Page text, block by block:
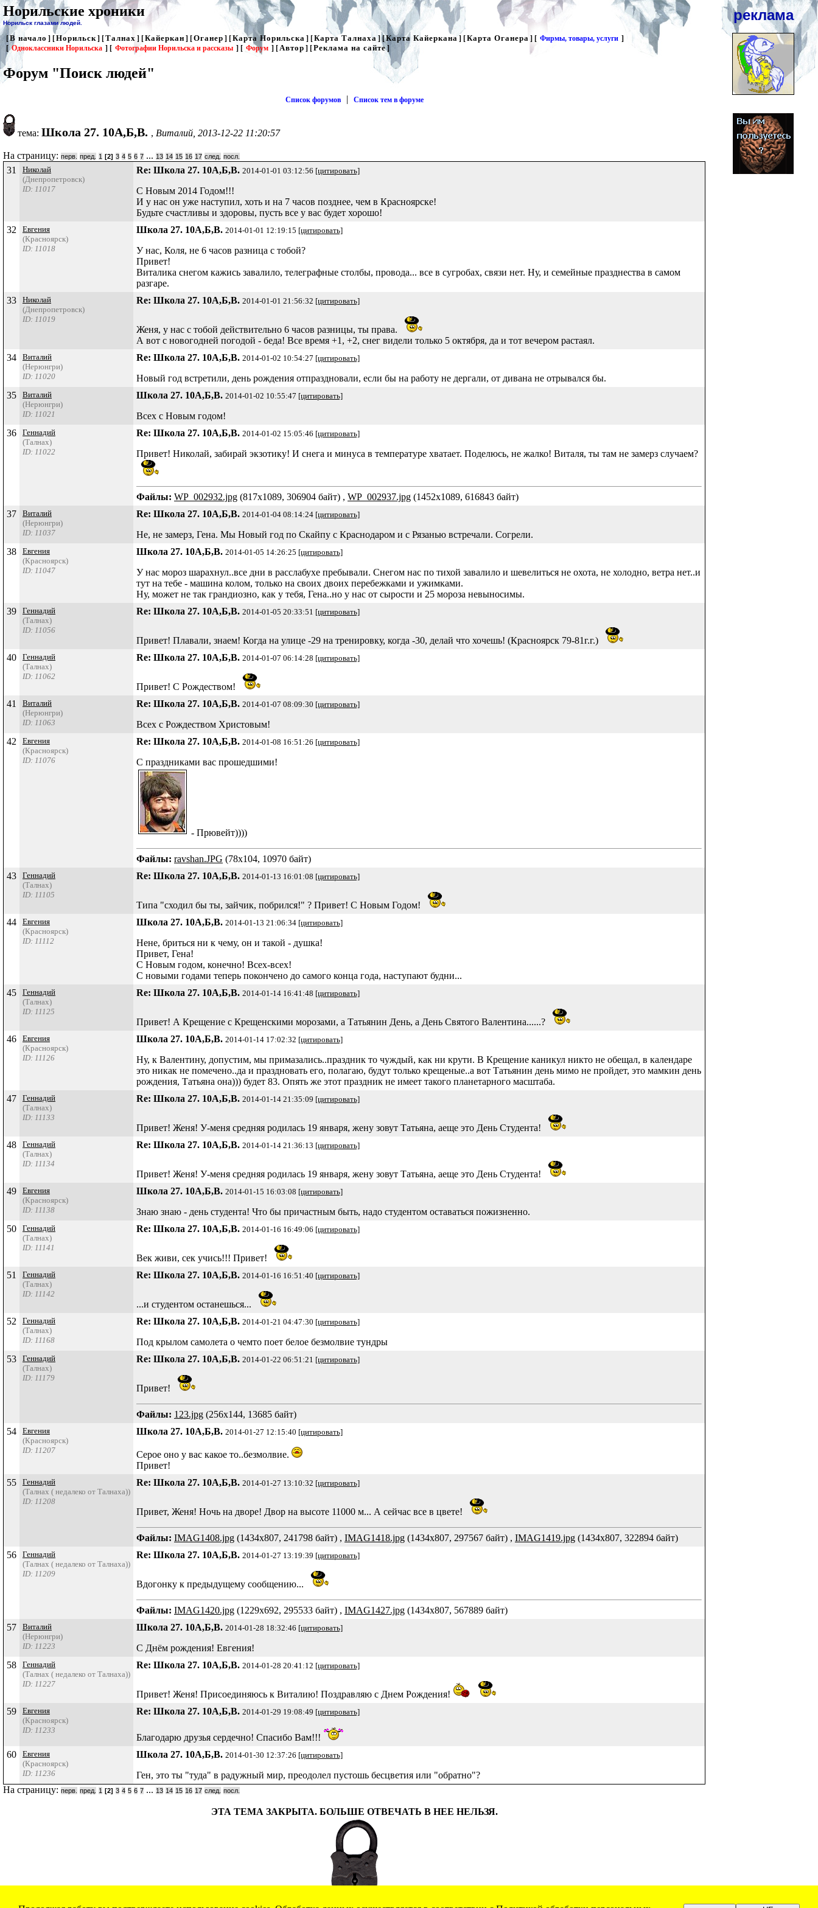
Норильские хроники
Норильск глазами людей.
[В начало ] [Норильск] [Талнах ] [Кайеркан ] [Оганер ] [Карта Норильска ] [Карта Талнаха ] [Карта Кайеркана] [Карта Оганера ] [ Фирмы, товары, услуги ]
[ Одноклассники Норильска ] [ Фотографии Норильска и рассказы ] [ Форум ] [Автор ] [Реклама на сайте]
Форум "Поиск людей"
Список форумов | Список тем в форуме
тема: Школа 27. 10А,Б,В. , Виталий, 2013-12-22 11:20:57
На страницу: перв. пред. 1 [2] 3 4 5 6 7 ... 13 14 15 16 17 след. посл.
31
Николай
(Днепропетровск)
ID: 11017
Re: Школа 27. 10А,Б,В. 2014-01-01 03:12:56 [цитировать]
С Новым 2014 Годом!!!
И у нас он уже наступил, хоть и на 7 часов позднее, чем в Красноярске!
Будьте счастливы и здоровы, пусть все у вас будет хорошо!
32
Евгения
(Красноярск)
ID: 11018
Школа 27. 10А,Б,В. 2014-01-01 12:19:15 [цитировать]
У нас, Коля, не 6 часов разница с тобой?
Привет!
Виталика снегом кажись завалило, телеграфные столбы, провода... все в сугробах, связи нет. Ну, и семейные празднества в самом
разгаре.
33
Николай
(Днепропетровск)
ID: 11019
Re: Школа 27. 10А,Б,В. 2014-01-01 21:56:32 [цитировать]
Женя, у нас с тобой действительно 6 часов разницы, ты права.
А вот с новогодней погодой - беда! Все время +1, +2, снег видели только 5 октября, да и тот вечером растаял.
34
Виталий
(Нерюнгри)
ID: 11020
Re: Школа 27. 10А,Б,В. 2014-01-02 10:54:27 [цитировать]
Новый год встретили, день рождения отпраздновали, если бы на работу не дергали, от дивана не отрывался бы.
35
Виталий
(Нерюнгри)
ID: 11021
Школа 27. 10А,Б,В. 2014-01-02 10:55:47 [цитировать]
Всех с Новым годом!
36
Геннадий
(Талнах)
ID: 11022
Re: Школа 27. 10А,Б,В. 2014-01-02 15:05:46 [цитировать]
Привет! Николай, забирай экзотику! И снега и минуса в температуре хватает. Поделюсь, не жалко! Виталя, ты там не замерз случаем?
Файлы: WP_002932.jpg (817x1089, 306904 байт) , WP_002937.jpg (1452x1089, 616843 байт)
37
Виталий
(Нерюнгри)
ID: 11037
Re: Школа 27. 10А,Б,В. 2014-01-04 08:14:24 [цитировать]
Не, не замерз, Гена. Мы Новый год по Скайпу с Краснодаром и с Рязанью встречали. Согрели.
38
Евгения
(Красноярск)
ID: 11047
Школа 27. 10А,Б,В. 2014-01-05 14:26:25 [цитировать]
У нас мороз шарахнул..все дни в расслабухе пребывали. Снегом нас по тихой завалило и шевелиться не охота, не холодно, ветра нет..и
тут на тебе - машина колом, только на своих двоих перебежками и ужимками.
Ну, может не так грандиозно, как у тебя, Гена..но у нас от сырости и 25 мороза невыносимы.
39
Геннадий
(Талнах)
ID: 11056
Re: Школа 27. 10А,Б,В. 2014-01-05 20:33:51 [цитировать]
Привет! Плавали, знаем! Когда на улице -29 на тренировку, когда -30, делай что хочешь! (Красноярск 79-81г.г.)
40
Геннадий
(Талнах)
ID: 11062
Re: Школа 27. 10А,Б,В. 2014-01-07 06:14:28 [цитировать]
Привет! С Рождеством!
41
Виталий
(Нерюнгри)
ID: 11063
Re: Школа 27. 10А,Б,В. 2014-01-07 08:09:30 [цитировать]
Всех с Рождеством Христовым!
42
Евгения
(Красноярск)
ID: 11076
Re: Школа 27. 10А,Б,В. 2014-01-08 16:51:26 [цитировать]
С праздниками вас прошедшими!
- Прювейт))))
Файлы: ravshan.JPG (78x104, 10970 байт)
43
Геннадий
(Талнах)
ID: 11105
Re: Школа 27. 10А,Б,В. 2014-01-13 16:01:08 [цитировать]
Типа "сходил бы ты, зайчик, побрился!" ? Привет! С Новым Годом!
44
Евгения
(Красноярск)
ID: 11112
Школа 27. 10А,Б,В. 2014-01-13 21:06:34 [цитировать]
Нене, бриться ни к чему, он и такой - душка!
Привет, Гена!
С Новым годом, конечно! Всех-всех!
С новыми годами теперь покончено до самого конца года, наступают будни...
45
Геннадий
(Талнах)
ID: 11125
Re: Школа 27. 10А,Б,В. 2014-01-14 16:41:48 [цитировать]
Привет! А Крещение с Крещенскими морозами, а Татьянин День, а День Святого Валентина......?
46
Евгения
(Красноярск)
ID: 11126
Школа 27. 10А,Б,В. 2014-01-14 17:02:32 [цитировать]
Ну, к Валентину, допустим, мы примазались..праздник то чуждый, как ни крути. В Крещение каникул никто не обещал, в календаре
это никак не помечено..да и праздновать его, полагаю, будут только крещеные..а вот Татьянин день мимо не пройдет, это мамкин день
рождения, Татьяна она))) будет 83. Опять же этот праздник не имеет такого планетарного масштаба.
47
Геннадий
(Талнах)
ID: 11133
Re: Школа 27. 10А,Б,В. 2014-01-14 21:35:09 [цитировать]
Привет! Женя! У-меня средняя родилась 19 января, жену зовут Татьяна, аеще это День Студента!
48
Геннадий
(Талнах)
ID: 11134
Re: Школа 27. 10А,Б,В. 2014-01-14 21:36:13 [цитировать]
Привет! Женя! У-меня средняя родилась 19 января, жену зовут Татьяна, аеще это День Студента!
49
Евгения
(Красноярск)
ID: 11138
Школа 27. 10А,Б,В. 2014-01-15 16:03:08 [цитировать]
Знаю знаю - день студента! Что бы причастным быть, надо студентом оставаться пожизненно.
50
Геннадий
(Талнах)
ID: 11141
Re: Школа 27. 10А,Б,В. 2014-01-16 16:49:06 [цитировать]
Век живи, сек учись!!! Привет!
51
Геннадий
(Талнах)
ID: 11142
Re: Школа 27. 10А,Б,В. 2014-01-16 16:51:40 [цитировать]
...и студентом останешься...
52
Геннадий
(Талнах)
ID: 11168
Re: Школа 27. 10А,Б,В. 2014-01-21 04:47:30 [цитировать]
Под крылом самолета о чемто поет белое безмолвие тундры
53
Геннадий
(Талнах)
ID: 11179
Re: Школа 27. 10А,Б,В. 2014-01-22 06:51:21 [цитировать]
Привет!
Файлы: 123.jpg (256x144, 13685 байт)
54
Евгения
(Красноярск)
ID: 11207
Школа 27. 10А,Б,В. 2014-01-27 12:15:40 [цитировать]
Серое оно у вас какое то..безмолвие.
Привет!
55
Геннадий
(Талнах ( недалеко от Талнаха))
ID: 11208
Re: Школа 27. 10А,Б,В. 2014-01-27 13:10:32 [цитировать]
Привет, Женя! Ночь на дворе! Двор на высоте 11000 м... А сейчас все в цвете!
Файлы: IMAG1408.jpg (1434x807, 241798 байт) , IMAG1418.jpg (1434x807, 297567 байт) , IMAG1419.jpg (1434x807, 322894 байт)
56
Геннадий
(Талнах ( недалеко от Талнаха))
ID: 11209
Re: Школа 27. 10А,Б,В. 2014-01-27 13:19:39 [цитировать]
Вдогонку к предыдущему сообщению...
Файлы: IMAG1420.jpg (1229x692, 295533 байт) , IMAG1427.jpg (1434x807, 567889 байт)
57
Виталий
(Нерюнгри)
ID: 11223
Школа 27. 10А,Б,В. 2014-01-28 18:32:46 [цитировать]
С Днём рождения! Евгения!
58
Геннадий
(Талнах ( недалеко от Талнаха))
ID: 11227
Re: Школа 27. 10А,Б,В. 2014-01-28 20:41:12 [цитировать]
Привет! Женя! Присоединяюсь к Виталию! Поздравляю с Днем Рождения!
59
Евгения
(Красноярск)
ID: 11233
Re: Школа 27. 10А,Б,В. 2014-01-29 19:08:49 [цитировать]
Благодарю друзья сердечно! Спасибо Вам!!!
60
Евгения
(Красноярск)
ID: 11236
Школа 27. 10А,Б,В. 2014-01-30 12:37:26 [цитировать]
Ген, это ты "туда" в радужный мир, преодолел пустошь бесцветия или "обратно"?
На страницу: перв. пред. 1 [2] 3 4 5 6 7 ... 13 14 15 16 17 след. посл.
ЭТА ТЕМА ЗАКРЫТА. БОЛЬШЕ ОТВЕЧАТЬ В НЕЕ НЕЛЬЗЯ.
реклама